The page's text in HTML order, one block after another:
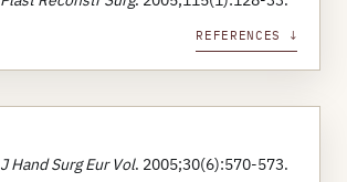
REFERENCES ↓
J Hand Surg Eur Vol. 2005;30(6):570-573.